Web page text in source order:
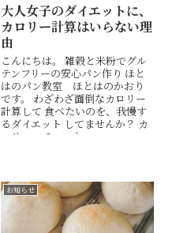
大人女子のダイエットに、
カロリー計算はいらない理
由
こんにちは。 雑穀と米粉でグル
テンフリーの安心パン作り ほと
はのパン教室 ほとはのかおり
です。 わざわざ面倒なカロリー
計算して 食べたいのを、我慢す
るダイエット してませんか？ カ
ロリーって、エネ...
お知らせ